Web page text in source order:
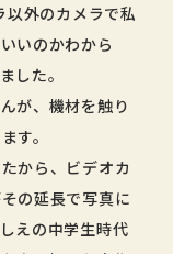
外のカメラで私
いのかわから
した。
が、機材を触り
す。
から、ビデオカ
の延長で写真に
えの中学生時代